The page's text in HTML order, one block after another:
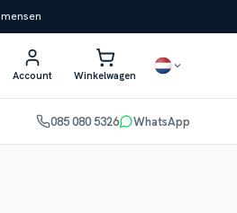
Account Winkelwagen
085 080 5326 WhatsApp